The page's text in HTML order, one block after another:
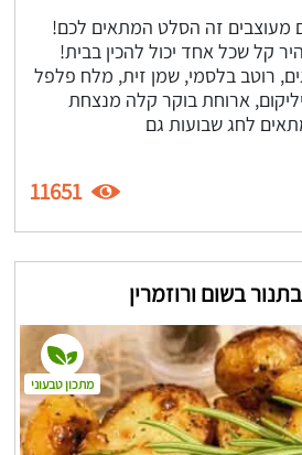
מעוצבים זה הסלט המתאים לכם!
קל שכל אחד יכול להכין בבית!
רוטב בלסמי, שמן זית, מלח פלפל
ארוחת בוקר קלה מנצחת
לחג שבועות גם
11651
בשום ורוזמרין
מתכון טבעוני